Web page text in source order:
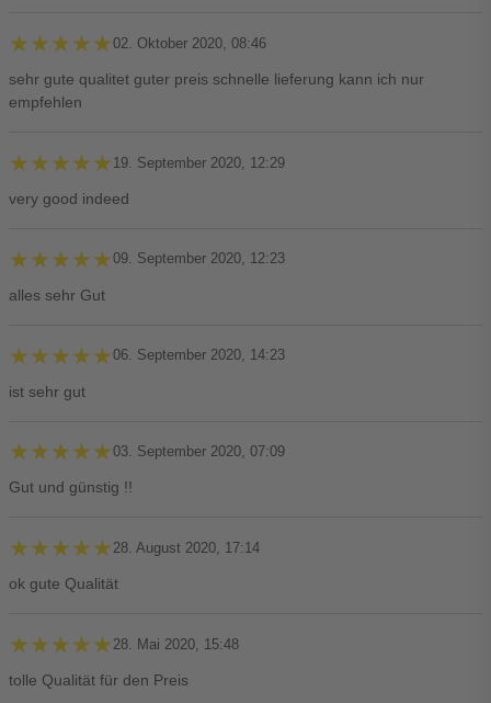
★★★★★
★★★★★02. Oktober 2020, 08:46
sehr gute qualitet guter preis schnelle lieferung kann ich nur
empfehlen
★★★★★
★★★★★ 19. September 2020, 12:29
very good indeed
★★★★★
★★★★★09. September 2020, 12:23
alles sehr Gut
★★★★★
★★★★★06. September 2020, 14:23
ist sehr gut
★★★★★
★★★★★03. September 2020, 07:09
Gut und günstig !!
★★★★★
★★★★★ 28. August 2020, 17:14
ok gute Qualität
★★★★★
★★★★★ 28. Mai 2020, 15:48
tolle Qualität für den Preis